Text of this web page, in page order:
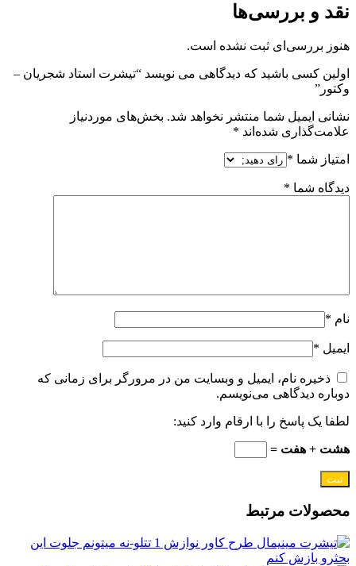
نقد و بررسی‌ها
هنوز بررسی‌ای ثبت نشده است.
اولین کسی باشید که دیدگاهی می نویسد “تیشرت استاد شجریان –
وکتور”
نشانی ایمیل شما منتشر نخواهد شد. بخش‌های موردنیاز
علامت‌گذاری شده‌اند *
امتیاز شما *
دیدگاه شما *
نام *
ایمیل *
ذخیره نام، ایمیل و وبسایت من در مرورگر برای زمانی که
دوباره دیدگاهی می‌نویسم.
لطفا یک پاسخ را با ارقام وارد کنید:
هشت + هفت =
محصولات مرتبط